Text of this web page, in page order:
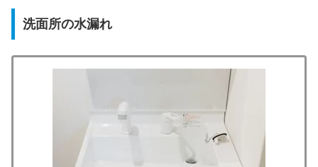
洗面所の水漏れ